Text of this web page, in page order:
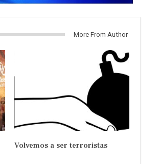
More From Author
Volvemos a ser terroristas